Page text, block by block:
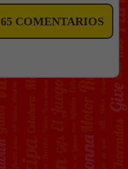
65 COMENTARIOS